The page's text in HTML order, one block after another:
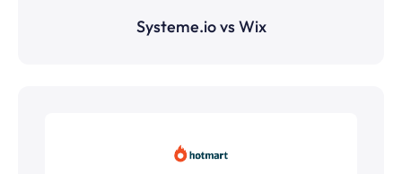
Systeme.io vs Wix